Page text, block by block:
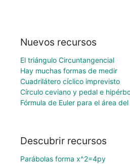
Nuevos recursos
El triángulo Circuntangencial
Hay muchas formas de medir
Cuadrilátero cíclico imprevisto
Círculo ceviano y pedal e
Fórmula de Euler para el área
Descubrir recursos
Parábolas forma x^2=4py